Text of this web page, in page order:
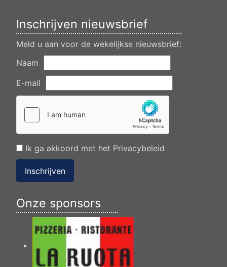
Inschrijven nieuwsbrief
Meld u aan voor de wekelijkse nieuwsbrief:
Naam
E-mail
Ik ga akkoord met het Privacybeleid
Inschrijven
Onze sponsors